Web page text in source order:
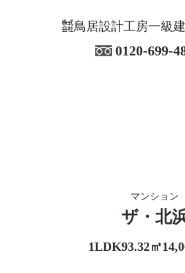
㍿鳥居設計工房一級
0120-699-
マンション
ザ・北
1LDK93.32㎡